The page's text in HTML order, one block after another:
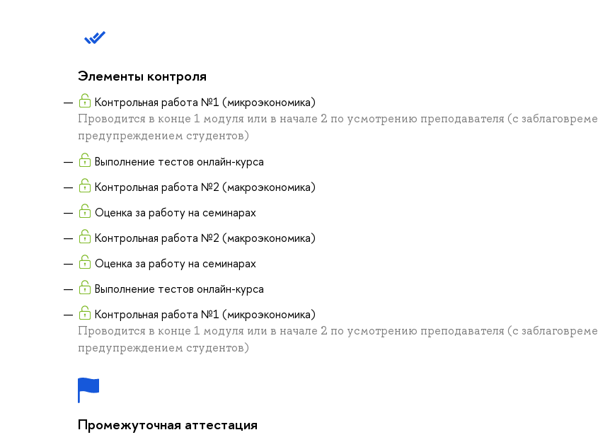
Элементы контроля
Контрольная работа №1 (микроэкономика)
Проводится в конце 1 модуля или в начале 2 по усмотрению преподавателя (с
предупреждением студентов)
Выполнение тестов онлайн-курса
Контрольная работа №2 (макроэкономика)
Оценка за работу на семинарах
Контрольная работа №2 (макроэкономика)
Оценка за работу на семинарах
Выполнение тестов онлайн-курса
Контрольная работа №1 (микроэкономика)
Проводится в конце 1 модуля или в начале 2 по усмотрению преподавателя (с
предупреждением студентов)
Промежуточная аттестация